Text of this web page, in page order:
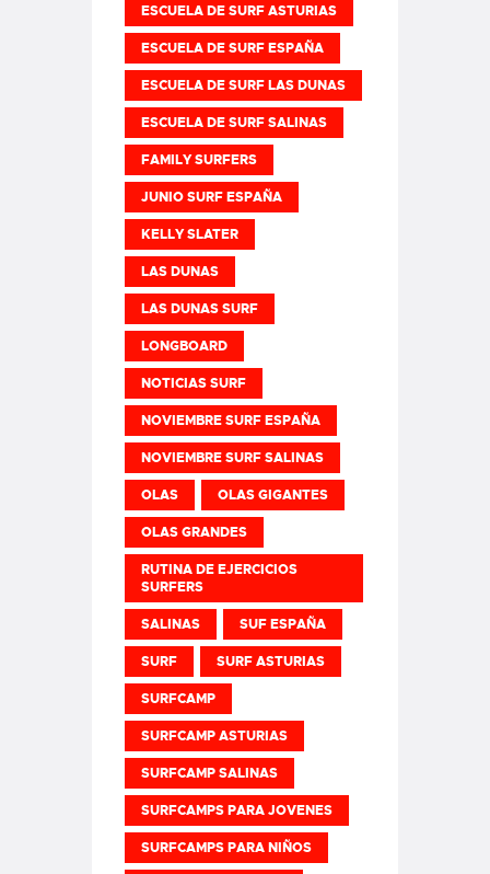
ESCUELA DE SURF ASTURIAS
ESCUELA DE SURF ESPAÑA
ESCUELA DE SURF LAS DUNAS
ESCUELA DE SURF SALINAS
FAMILY SURFERS
JUNIO SURF ESPAÑA
KELLY SLATER
LAS DUNAS
LAS DUNAS SURF
LONGBOARD
NOTICIAS SURF
NOVIEMBRE SURF ESPAÑA
NOVIEMBRE SURF SALINAS
OLAS OLAS GIGANTES
OLAS GRANDES
RUTINA DE EJERCICIOS
SURFERS
SALINAS SUF ESPAÑA
SURF SURF ASTURIAS
SURFCAMP
SURFCAMP ASTURIAS
SURFCAMP SALINAS
SURFCAMPS PARA JOVENES
SURFCAMPS PARA NIÑOS